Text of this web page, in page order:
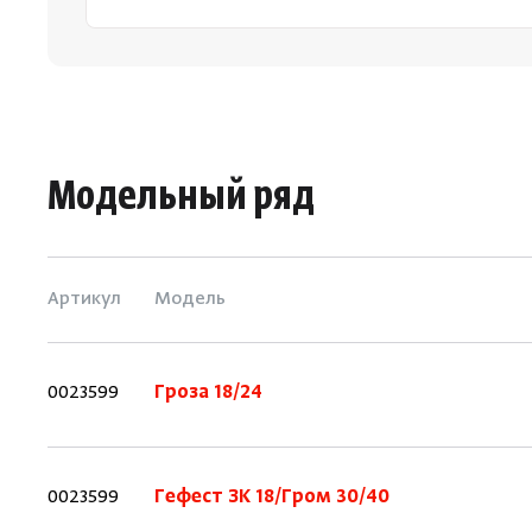
Модельный ряд
Артикул Модель
0023599 Гроза 18/24
0023599 Гефест ЗК 18/Гром 30/40